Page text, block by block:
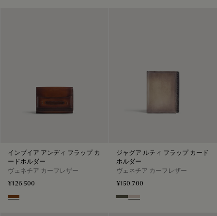
インブイア アンディ フラップ カ
ードホルダー
ヴェネチア カーフレザー
¥126,500
Cacao Intenso
ジャグア ルティ フラップ カード
ホルダー
ヴェネチア カーフレザー
¥150,700
Selva Oscura
Gris